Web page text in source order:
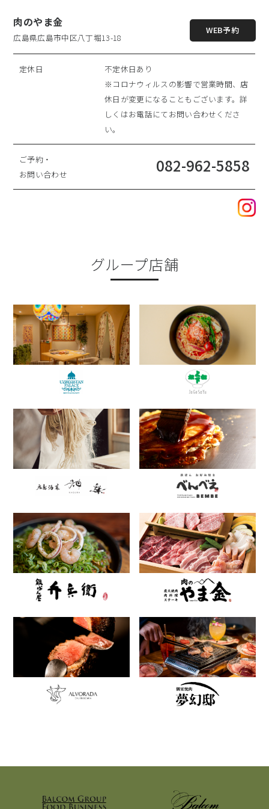
肉のやま金
広島県広島市中区八丁堀13-18
定休日
不定休日あり
※コロナウィルスの影響で営業時間、店
休日が変更になることもございます。詳
しくはお電話にてお問い合わせくださ
い。
ご予約・
お問い合わせ
082-962-5858
WEB予約
グループ店舗